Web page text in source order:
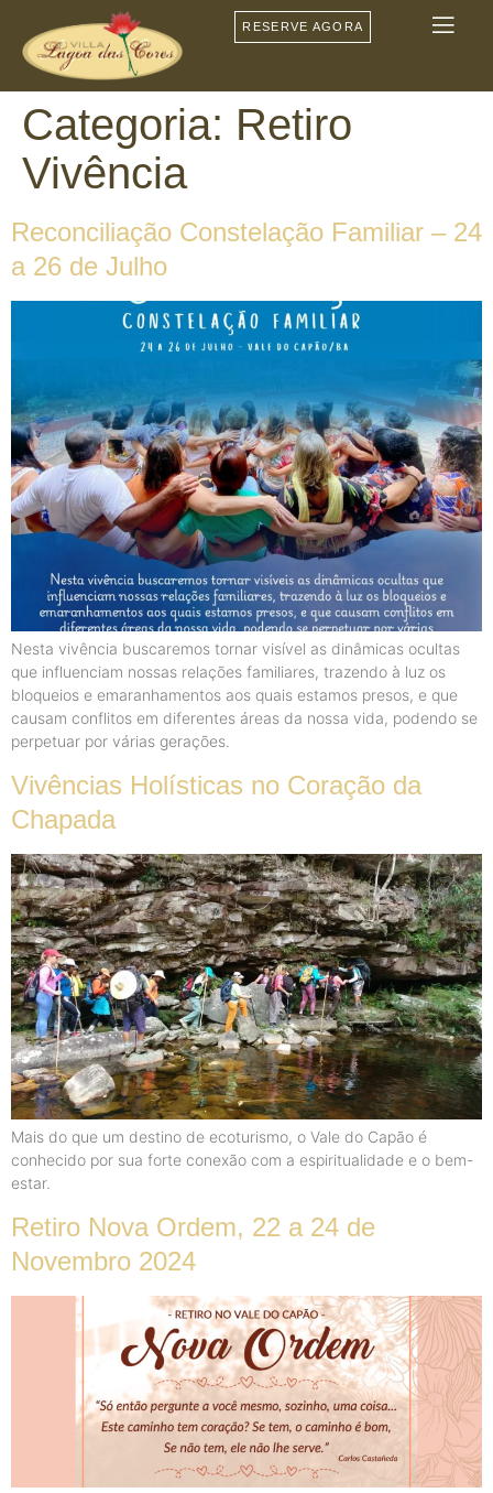
RESERVE AGORA
Categoria: Retiro
Vivência
Reconciliação Constelação Familiar – 24
a 26 de Julho
Nesta vivência buscaremos tornar visível as dinâmicas ocultas
que influenciam nossas relações familiares, trazendo à luz os
bloqueios e emaranhamentos aos quais estamos presos, e que
causam conflitos em diferentes áreas da nossa vida, podendo se
perpetuar por várias gerações.
Vivências Holísticas no Coração da
Chapada
Mais do que um destino de ecoturismo, o Vale do Capão é
conhecido por sua forte conexão com a espiritualidade e o bem-
estar.
Retiro Nova Ordem, 22 a 24 de
Novembro 2024